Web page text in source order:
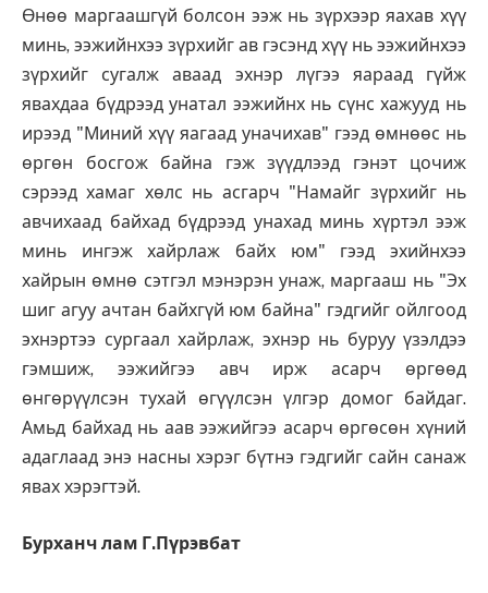
Өнөө маргаашгүй болсон ээж нь зүрхээр яахав хүү
минь, ээжийнхээ зүрхийг ав гэсэнд хүү нь ээжийнхээ
зүрхийг сугалж аваад эхнэр лүгээ яараад гүйж
явахдаа бүдрээд унатал ээжийнх нь сүнс хажууд нь
ирээд "Миний хүү яагаад уначихав" гээд өмнөөс нь
өргөн босгож байна гэж зүүдлээд гэнэт цочиж
сэрээд хамаг хөлс нь асгарч "Намайг зүрхийг нь
авчихаад байхад бүдрээд унахад минь хүртэл ээж
минь ингэж хайрлаж байх юм" гээд эхийнхээ
хайрын өмнө сэтгэл мэнэрэн унаж, маргааш нь "Эх
шиг агуу ачтан байхгүй юм байна" гэдгийг ойлгоод
эхнэртээ сургаал хайрлаж, эхнэр нь буруу үзэлдээ
гэмшиж, ээжийгээ авч ирж асарч өргөөд
өнгөрүүлсэн тухай өгүүлсэн үлгэр домог байдаг.
Амьд байхад нь аав ээжийгээ асарч өргөсөн хүний
адаглаад энэ насны хэрэг бүтнэ гэдгийг сайн санаж
явах хэрэгтэй.
Бурханч лам Г.Пүрэвбат